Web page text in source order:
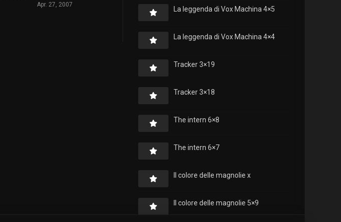
Apr. 27, 2007
La leggenda di Vox Machina 4×5
La leggenda di Vox Machina 4×4
Tracker 3×19
Tracker 3×18
The intern 6×8
The intern 6×7
Il colore delle magnolie x
Il colore delle magnolie 5×9